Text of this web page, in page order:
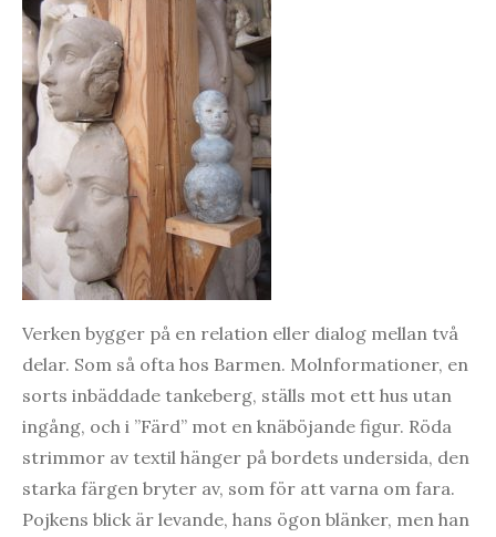
Verken bygger på en relation eller dialog mellan två
delar. Som så ofta hos Barmen. Molnformationer, en
sorts inbäddade tankeberg, ställs mot ett hus utan
ingång, och i ”Färd” mot en knäböjande figur. Röda
strimmor av textil hänger på bordets undersida, den
starka färgen bryter av, som för att varna om fara.
Pojkens blick är levande, hans ögon blänker, men han